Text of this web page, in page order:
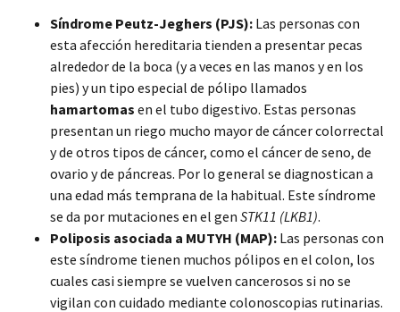
Síndrome Peutz-Jeghers (PJS): Las personas con
esta afección hereditaria tienden a presentar pecas
alrededor de la boca (y a veces en las manos y en los
pies) y un tipo especial de pólipo llamados
hamartomas en el tubo digestivo. Estas personas
presentan un riego mucho mayor de cáncer colorrectal
y de otros tipos de cáncer, como el cáncer de seno, de
ovario y de páncreas. Por lo general se diagnostican a
una edad más temprana de la habitual. Este síndrome
se da por mutaciones en el gen STK11 (LKB1).
Poliposis asociada a MUTYH (MAP): Las personas con
este síndrome tienen muchos pólipos en el colon, los
cuales casi siempre se vuelven cancerosos si no se
vigilan con cuidado mediante colonoscopias rutinarias.